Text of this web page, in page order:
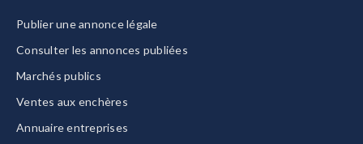
Publier une annonce légale
Consulter les annonces publiées
Marchés publics
Ventes aux enchères
Annuaire entreprises